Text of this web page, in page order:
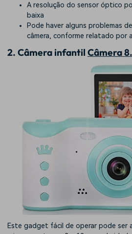
A resolução do sensor óptico
baixa
Pode haver alguns problemas
câmera, conforme relatado por
2. Câmera infantil Câmera
Este gadget fácil de operar pode ser